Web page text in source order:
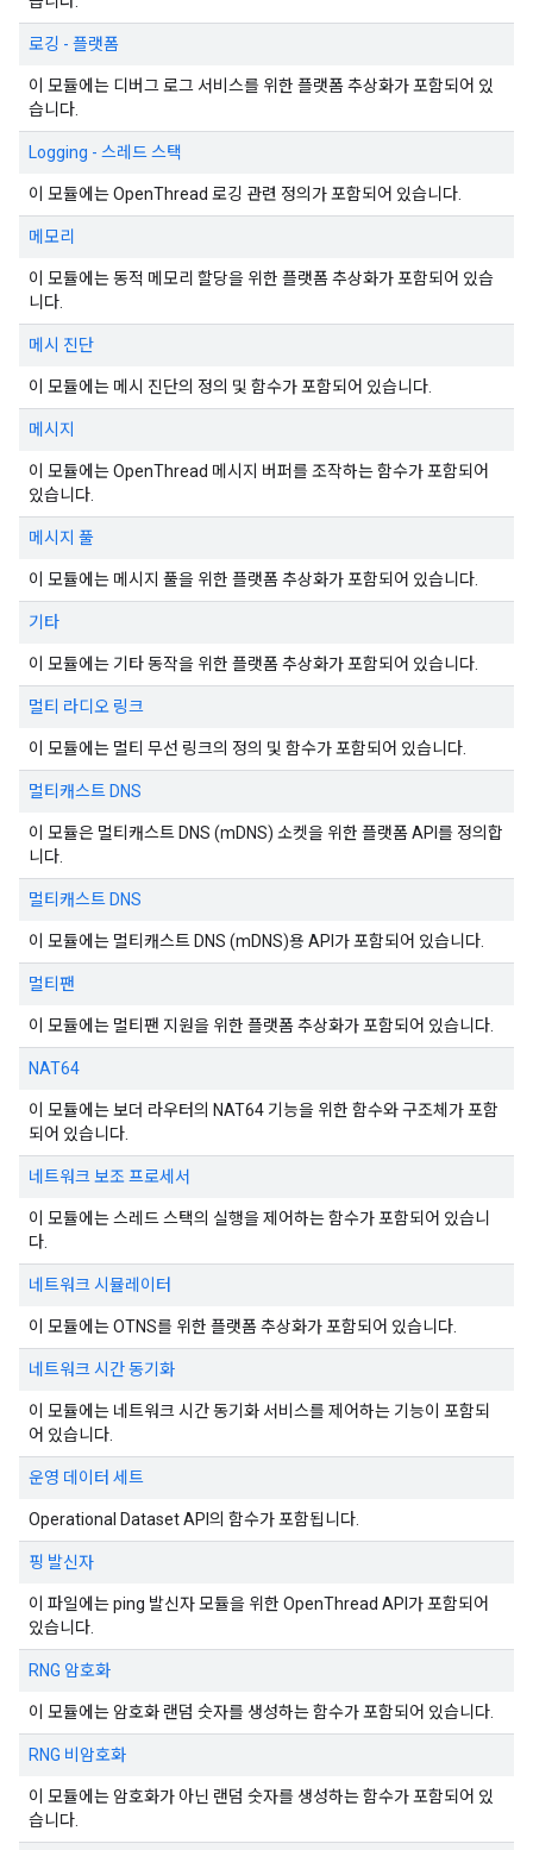
로깅 - 플랫폼
이 모듈에는 디버그 로그 서비스를 위한 플랫폼 추상화가 포함되어 있
습니다.
Logging - 스레드 스택
이 모듈에는 OpenThread 로깅 관련 정의가 포함되어 있습니다.
메모리
이 모듈에는 동적 메모리 할당을 위한 플랫폼 추상화가 포함되어 있습
니다.
메시 진단
이 모듈에는 메시 진단의 정의 및 함수가 포함되어 있습니다.
메시지
이 모듈에는 OpenThread 메시지 버퍼를 조작하는 함수가 포함되어
있습니다.
메시지 풀
이 모듈에는 메시지 풀을 위한 플랫폼 추상화가 포함되어 있습니다.
기타
이 모듈에는 기타 동작을 위한 플랫폼 추상화가 포함되어 있습니다.
멀티 라디오 링크
이 모듈에는 멀티 무선 링크의 정의 및 함수가 포함되어 있습니다.
멀티캐스트 DNS
이 모듈은 멀티캐스트 DNS (mDNS) 소켓을 위한 플랫폼 API를 정의합
니다.
멀티캐스트 DNS
이 모듈에는 멀티캐스트 DNS (mDNS)용 API가 포함되어 있습니다.
멀티팬
이 모듈에는 멀티팬 지원을 위한 플랫폼 추상화가 포함되어 있습니다.
NAT64
이 모듈에는 보더 라우터의 NAT64 기능을 위한 함수와 구조체가 포함
되어 있습니다.
네트워크 보조 프로세서
이 모듈에는 스레드 스택의 실행을 제어하는 함수가 포함되어 있습니
다.
네트워크 시뮬레이터
이 모듈에는 OTNS를 위한 플랫폼 추상화가 포함되어 있습니다.
네트워크 시간 동기화
이 모듈에는 네트워크 시간 동기화 서비스를 제어하는 기능이 포함되
어 있습니다.
운영 데이터 세트
Operational Dataset API의 함수가 포함됩니다.
핑 발신자
이 파일에는 ping 발신자 모듈을 위한 OpenThread API가 포함되어
있습니다.
RNG 암호화
이 모듈에는 암호화 랜덤 숫자를 생성하는 함수가 포함되어 있습니다.
RNG 비암호화
이 모듈에는 암호화가 아닌 랜덤 숫자를 생성하는 함수가 포함되어 있
습니다.